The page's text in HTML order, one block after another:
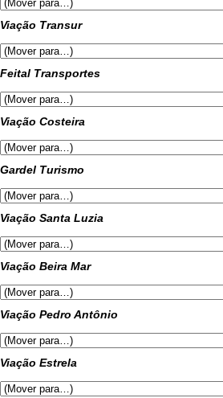
Viação Transur
Feital Transportes
Viação Costeira
Gardel Turismo
Viação Santa Luzia
Viação Beira Mar
Viação Pedro Antônio
Viação Estrela